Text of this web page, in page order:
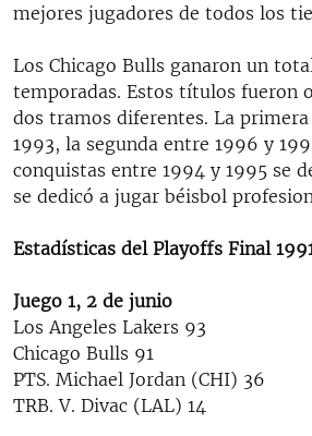
mejores jugadores de todos los
Los Chicago Bulls ganaron un
temporadas. Estos títulos fueron
dos tramos diferentes. La
1993, la segunda entre 1996 y
conquistas entre 1994 y 1995 se
se dedicó a jugar béisbol
Estadísticas del Playoffs Final
Juego 1, 2 de junio
Los Angeles Lakers 93
Chicago Bulls 91
PTS. Michael Jordan (CHI) 36
TRB. V. Divac (LAL) 14